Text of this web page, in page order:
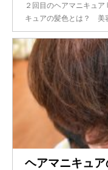
２回目のヘアマニキュ
キュアの髪色とは？ 美
ヘアマニキュ